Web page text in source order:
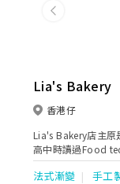
Previous
Lia's Bakery
香港仔
Lia's Bakery店主原
高中時讀過Food
起。
法式漸變 手工